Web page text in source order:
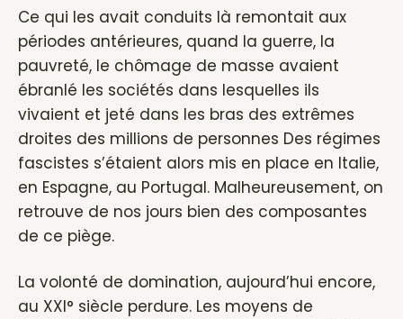
Ce qui les avait conduits là remontait aux
périodes antérieures, quand la guerre, la
pauvreté, le chômage de masse avaient
ébranlé les sociétés dans lesquelles ils
vivaient et jeté dans les bras des extrêmes
droites des millions de personnes Des régimes
fascistes s’étaient alors mis en place en Italie,
en Espagne, au Portugal. Malheureusement, on
retrouve de nos jours bien des composantes
de ce piège.
La volonté de domination, aujourd’hui encore,
au XXI° siècle perdure. Les moyens de